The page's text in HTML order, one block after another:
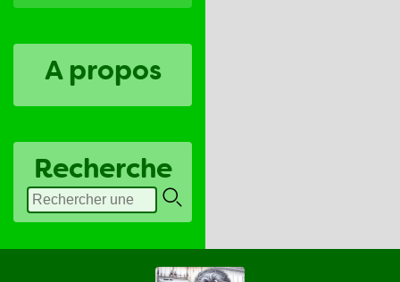
A propos
Recherche